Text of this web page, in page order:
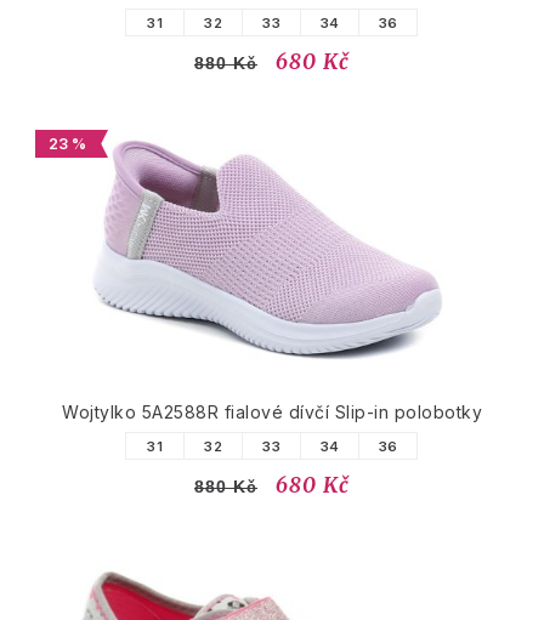
31 32 33 34 36
880 Kč 680 Kč
23 %
Wojtylko 5A2588R fialové dívčí Slip-in polobotky
31 32 33 34 36
880 Kč 680 Kč